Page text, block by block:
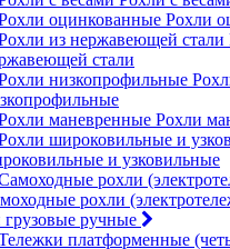
Рохли
стали
Рохли
и узковильные
рохли
ручные